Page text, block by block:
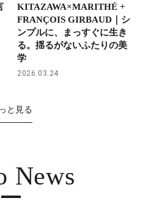
KITAZAWA×MARITHÉ +
FRANÇOIS GIRBAUD｜シ
ンプルに、まっすぐに生き
る。揺るがないふたりの美
学
2026.03.24
と見る
News